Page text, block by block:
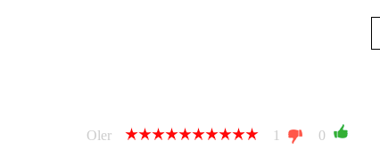
Oler 1 0